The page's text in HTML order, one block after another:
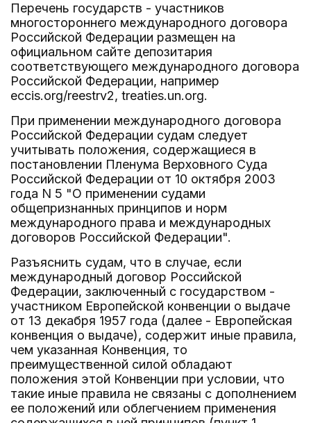
Перечень государств - участников
многостороннего международного договора
Российской Федерации размещен на
официальном сайте депозитария
соответствующего международного договора
Российской Федерации, например
eccis.org/reestrv2, treaties.un.org.
При применении международного договора
Российской Федерации судам следует
учитывать положения, содержащиеся в
постановлении Пленума Верховного Суда
Российской Федерации от 10 октября 2003
года N 5 "О применении судами
общепризнанных принципов и норм
международного права и международных
договоров Российской Федерации".
Разъяснить судам, что в случае, если
международный договор Российской
Федерации, заключенный с государством -
участником Европейской конвенции о выдаче
от 13 декабря 1957 года (далее - Европейская
конвенция о выдаче), содержит иные правила,
чем указанная Конвенция, то
преимущественной силой обладают
положения этой Конвенции при условии, что
такие иные правила не связаны с дополнением
ее положений или облегчением применения